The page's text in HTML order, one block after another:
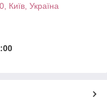
Київ, Україна